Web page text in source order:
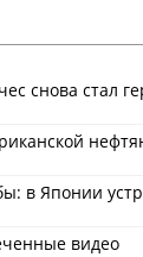
снова стал
в Японии
видео